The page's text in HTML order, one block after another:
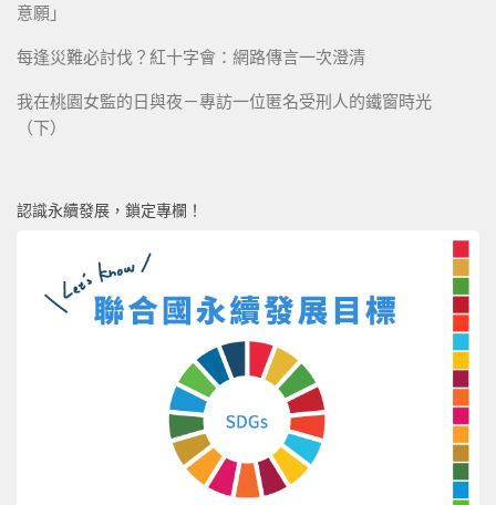
意願」
每逢災難必討伐？紅十字會：網路傳言一次澄清
我在桃園女監的日與夜－專訪一位匿名受刑人的鐵窗時光
（下）
認識永續發展，鎖定專欄！